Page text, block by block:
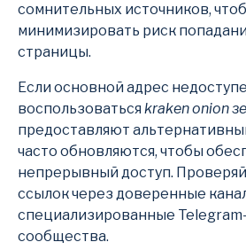
сомнительных источников,
минимизировать риск
страницы.
Если основной адрес
воспользоваться kraken onion
предоставляют
часто обновляются, чтобы
непрерывный доступ.
ссылок через доверенные
специализированные
сообщества.